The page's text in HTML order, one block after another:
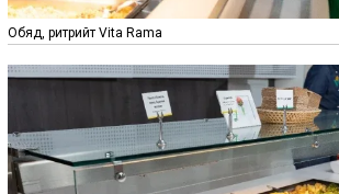
Обяд, ритрийт Vita Rama